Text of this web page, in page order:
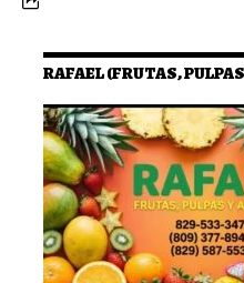
RAFAEL (FRUTAS,